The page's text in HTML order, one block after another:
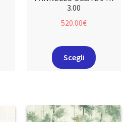
3.00
520.00€
Scegli